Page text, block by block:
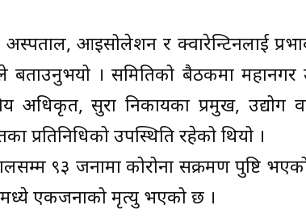
अस्पताल, आइसोलेशन र क्वारेन्टिनलाई
बताउनुभयो । समितिको बैठकमा महानगर
अधिकृत, सुरक्षा निकायका प्रमुख, उद्योग
प्रतिनिधिको उपस्थिति रहेको थियो ।
हालसम्म ९३ जनामा कोरोना सक्रमण पुष्टि
एकजनाको मृत्यु भएको छ ।